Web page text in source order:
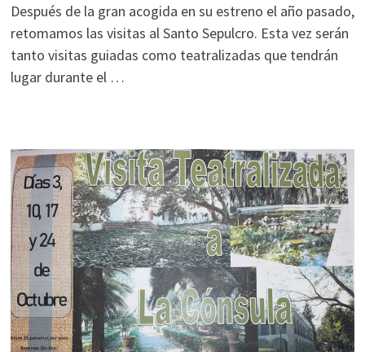
Después de la gran acogida en su estreno el año pasado,
retomamos las visitas al Santo Sepulcro. Esta vez serán
tanto visitas guiadas como teatralizadas que tendrán
lugar durante el …